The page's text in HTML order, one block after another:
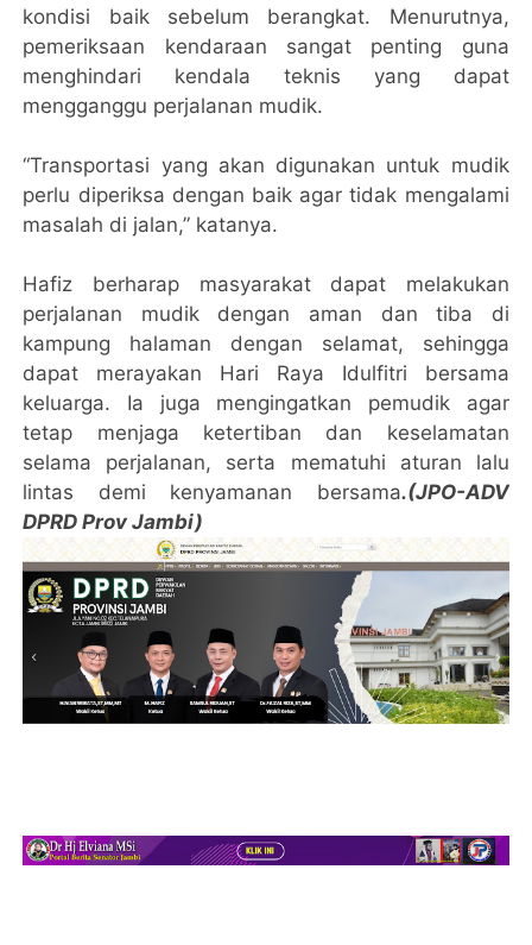
kondisi baik sebelum berangkat. Menurutnya,
pemeriksaan kendaraan sangat penting guna
menghindari kendala teknis yang dapat
mengganggu perjalanan mudik.
“Transportasi yang akan digunakan untuk mudik
perlu diperiksa dengan baik agar tidak mengalami
masalah di jalan,” katanya.
Hafiz berharap masyarakat dapat melakukan
perjalanan mudik dengan aman dan tiba di
kampung halaman dengan selamat, sehingga
dapat merayakan Hari Raya Idulfitri bersama
keluarga. Ia juga mengingatkan pemudik agar
tetap menjaga ketertiban dan keselamatan
selama perjalanan, serta mematuhi aturan lalu
lintas demi kenyamanan bersama.(JPO-ADV
DPRD Prov Jambi)